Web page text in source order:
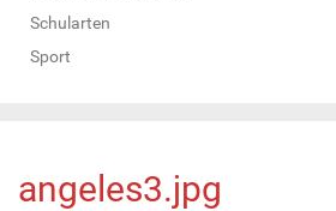
Schularten
Sport
angeles3.jpg